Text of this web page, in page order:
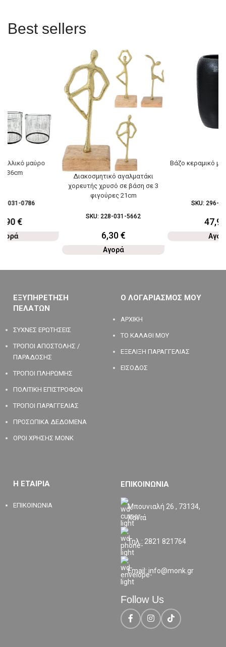
Best sellers
μαύρο
031-0786
€
Διακοσμητικό αγαλματάκι
χορευτής χρυσό σε βάση σε 3
φιγούρες 21cm
SKU: 228-031-5662
6,30€
Αγορά
Βάζο κεραμικό
SKU: 296-
ΕΞΥΠΗΡΕΤΗΣΗ
ΠΕΛΑΤΩΝ
ΣΥΧΝΕΣ ΕΡΩΤΗΣΕΙΣ
ΤΡΟΠΟΙ ΑΠΟΣΤΟΛΗΣ /
ΠΑΡΑΔΟΣΗΣ
ΤΡΟΠΟΙ ΠΛΗΡΩΜΗΣ
ΠΟΛΙΤΙΚΗ ΕΠΙΣΤΡΟΦΩΝ
ΤΡΟΠΟΙ ΠΑΡΑΓΓΕΛΙΑΣ
ΠΡΟΣΩΠΙΚΑ ΔΕΔΟΜΕΝΑ
ΟΡΟΙ ΧΡΗΣΗΣ MONK
Ο ΛΟΓΑΡΙΑΣΜΟΣ ΜΟΥ
ΑΡΧΙΚΗ
ΤΟ ΚΑΛΑΘΙ ΜΟΥ
ΕΞΕΛΙΞΗ ΠΑΡΑΓΓΕΛΙΑΣ
ΕΙΣΟΔΟΣ
Η ΕΤΑΙΡΙΑ
ΕΠΙΚΟΙΝΩΝΙΑ
ΕΠΙΚΟΙΝΩΝΙΑ
Μπουνιαλή 26 , 73134,
Χανιά
Τηλ.: 2821 821764
Email: info@monk.gr
Follow Us